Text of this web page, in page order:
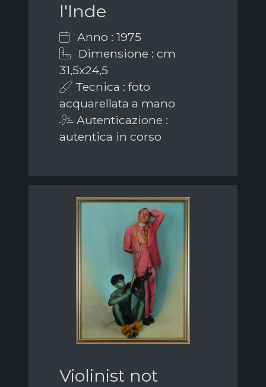
l'Inde
Anno : 1975
Dimensione : cm
31,5x24,5
Tecnica : foto
acquarellata a mano
Autenticazione :
autentica in corso
Violinist not